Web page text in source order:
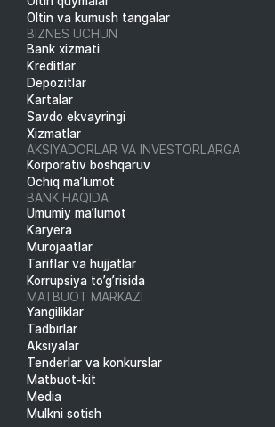
Oltin va kumush tangalar
BIZNES UCHUN
Bank xizmati
Kreditlar
Depozitlar
Kartalar
Savdo ekvayringi
Xizmatlar
AKSIYADORLAR VA INVESTORLARGA
Korporativ boshqaruv
Ochiq ma’lumot
BANK HAQIDA
Umumiy ma’lumot
Karyera
Murojaatlar
Tariflar va hujjatlar
Korrupsiya to’g’risida
MATBUOT MARKAZI
Yangiliklar
Tadbirlar
Aksiyalar
Tenderlar va konkurslar
Matbuot-kit
Media
Mulkni sotish